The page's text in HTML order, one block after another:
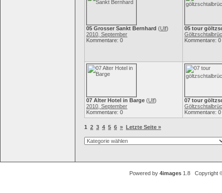
05 Grosser Sankt Bernhard (Ulf)
2010, September
Kommentare: 0
05 tour
Kommentare: 0
07 Alter Hotel in Barge (Ulf)
2010, September
Kommentare: 0
07 tour
Kommentare: 0
1 2 3 4 5 6 » Letzte Seite »
Powered by 4images 1.8 Copyright